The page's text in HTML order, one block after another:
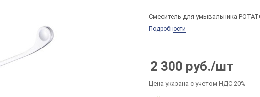
Смеситель для умывальника
Подробности
2 300 руб./шт
Цена указана с учетом НДС 20%